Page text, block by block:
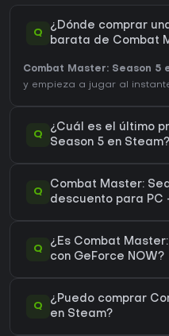
Q
¿Dónde comprar
barata de Combat
Combat Master: Season 5
y empieza a jugar al
Q
¿Cuál es el último
Season 5 en Steam?
Q
Combat Master:
descuento para PC
Q
¿Es Combat
con GeForce NOW?
Q
¿Puedo comprar
en Steam?